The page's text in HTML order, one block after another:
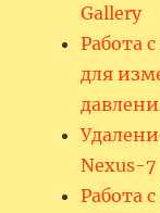
Gallery
Работа
для
Nexus-7
Работа